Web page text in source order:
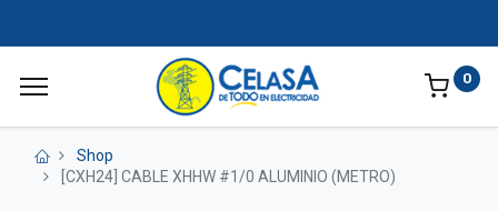
0
Shop
[CXH24] CABLE XHHW #1/0 ALUMINIO (METRO)